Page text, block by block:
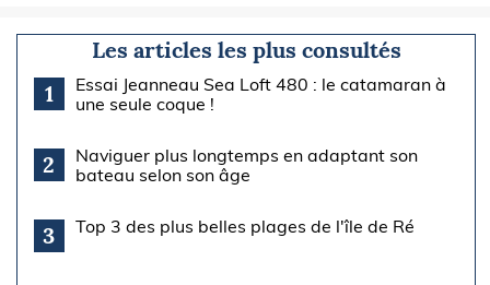
Les articles les plus consultés
1
Essai Jeanneau Sea Loft 480 : le catamaran à
une seule coque !
2
Naviguer plus longtemps en adaptant son
bateau selon son âge
3 Top 3 des plus belles plages de l'île de Ré